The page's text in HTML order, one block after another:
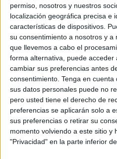
permiso, nosotros y nuestros
localización geográfica precisa e
características de dispositivos.
su consentimiento a nosotros y a
que llevemos a cabo el
forma alternativa, puede
cambiar sus preferencias antes
consentimiento. Tenga en cuenta
sus datos personales puede no
pero usted tiene el derecho de
preferencias se aplicarán solo a
sus preferencias o retirar su
momento volviendo a este sitio y
"Privacidad" en la parte inferior
Carta de los
HACE 2 HORAS
Disparos en el
arma blanca
HACE 2 HORAS
Orgullo de un
su humanidad
HACE 3 HORAS
Aplazado el
Tánger y el FC